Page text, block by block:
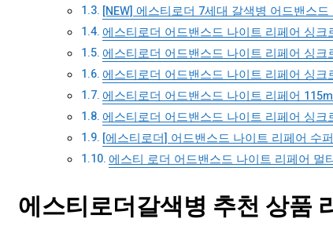
[NEW] 에스티로더 7세대 갈색병 어드밴스
에스티로더 어드밴스드 나이트 리페어 싱
에스티로더 어드밴스드 나이트 리페어 싱
에스티로더 어드밴스드 나이트 리페어 싱
에스티로더 어드밴스드 나이트 리페어
에스티로더 어드밴스드 나이트 리페어 싱
[에스티로더] 어드밴스드 나이트 리페어 수
에스티 로더 어드밴스드 나이트 리페어 멀
에스티로더갈색병 추천 상품